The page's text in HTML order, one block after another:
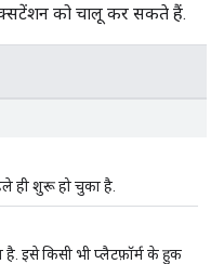
को चालू कर सकते हैं.
ही शुरू हो चुका है.
है. इसे किसी भी प्लैटफ़ॉर्म के हुक